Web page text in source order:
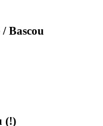
Bascou
(!)